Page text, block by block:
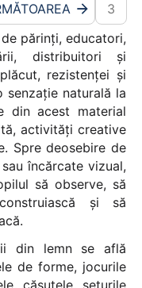
părinți, educatori,
distribuitori și
rezistenței și
senzație naturală la
din acest material
activități creative
Spre deosebire de
încărcate vizual,
să observe, să
și să
din lemn se află
de forme, jocurile
căsuțele, seturile
3